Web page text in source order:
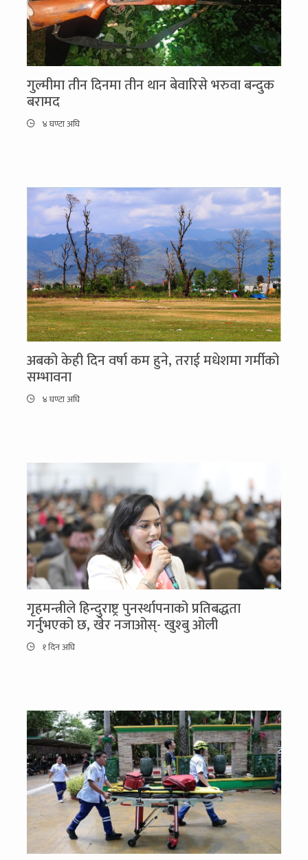
गुल्मीमा तीन दिनमा तीन थान बेवारिसे भरुवा बन्दुक
बरामद
४ घण्टा अघि
अबको केही दिन वर्षा कम हुने, तराई मधेशमा गर्मीको
सम्भावना
४ घण्टा अघि
गृहमन्त्रीले हिन्दुराष्ट्र पुनर्स्थापनाको प्रतिबद्धता
गर्नुभएको छ, खेर नजाओस्- खुश्बु ओली
१ दिन अघि